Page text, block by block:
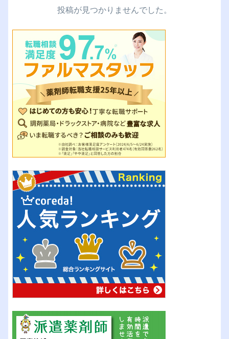
投稿が見つかりませんでした。